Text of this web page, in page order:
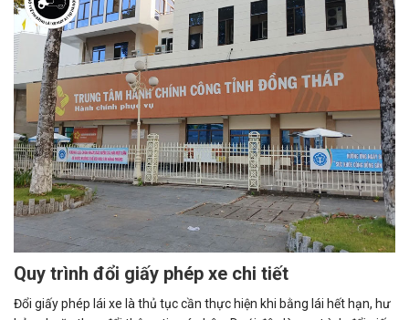
Quy trình đổi giấy phép xe chi tiết
Đổi giấy phép lái xe là thủ tục cần thực hiện khi bằng lái hết hạn, hư